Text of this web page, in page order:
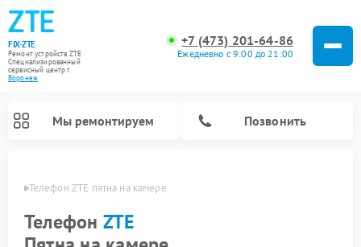
FIX-ZTE
Ремонт устройств ZTE
Специализированный
cервисный центр г.
Воронеж
+7 (473) 201-64-86
Ежедневно с 9:00 до 21:00
Мы ремонтируем Позвонить
Телефон ZTE пятна на камере
Телефон ZTE